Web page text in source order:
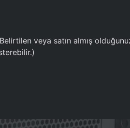
veya satın almış